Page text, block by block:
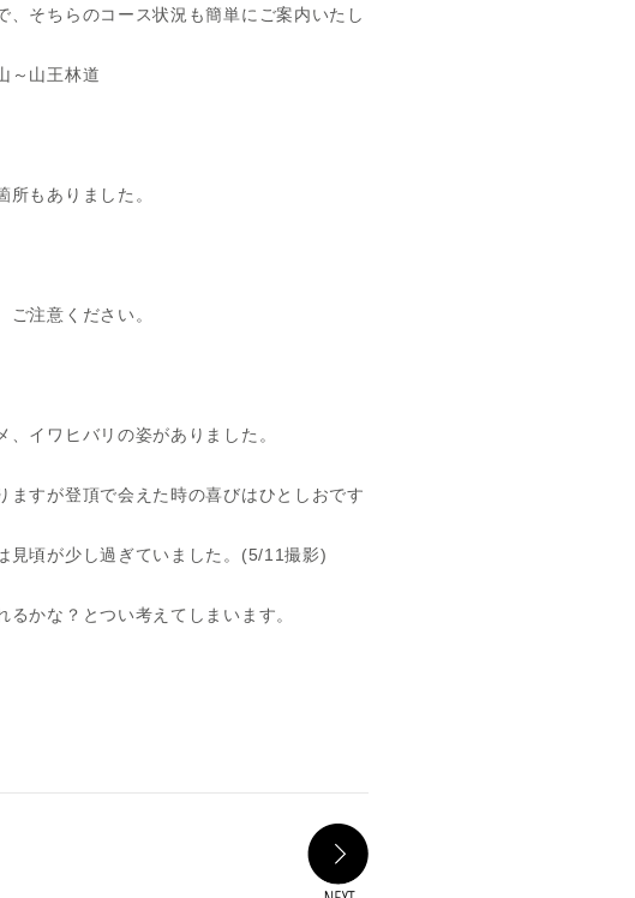
そちらのコース状況も簡単にご案内いたし
～山王林道
もありました。
注意ください。
イワヒバリの姿がありました。
すが登頂で会えた時の喜びはひとしおです
見頃が少し過ぎていました。(5/11撮影)
かな？とつい考えてしまいます。